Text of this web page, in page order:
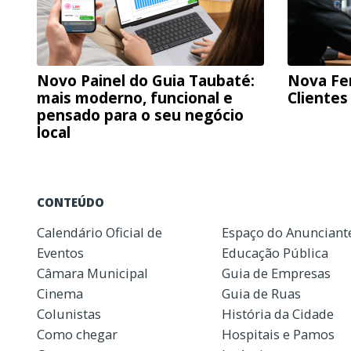
Novo Painel do Guia Taubaté:
mais moderno, funcional e
pensado para o seu negócio
local
Nova
Clientes
CONTEÚDO
Calendário Oficial de
Eventos
Câmara Municipal
Cinema
Colunistas
Como chegar
Espaço do
Educação Pública
Guia de Empresas
Guia de Ruas
História da Cidade
Hospitais e Pamos